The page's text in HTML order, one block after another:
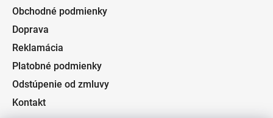
Obchodné podmienky
Doprava
Reklamácia
Platobné podmienky
Odstúpenie od zmluvy
Kontakt